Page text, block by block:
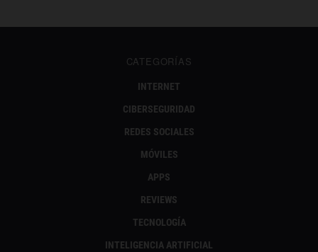
CATEGORÍAS
INTERNET
CIBERSEGURIDAD
REDES SOCIALES
MÓVILES
APPS
REVIEWS
TECNOLOGÍA
INTELIGENCIA ARTIFICIAL